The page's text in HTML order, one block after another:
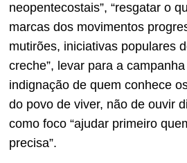
neopentecostais”, “resgatar o
marcas dos movimentos
mutirões, iniciativas populares
creche”, levar para a campanha
indignação de quem conhece
do povo de viver, não de ouvir
como foco “ajudar primeiro
precisa”.